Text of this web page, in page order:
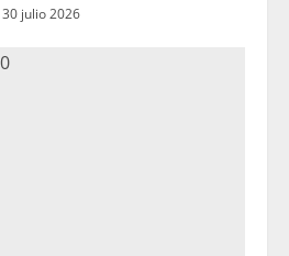
30 julio 2026